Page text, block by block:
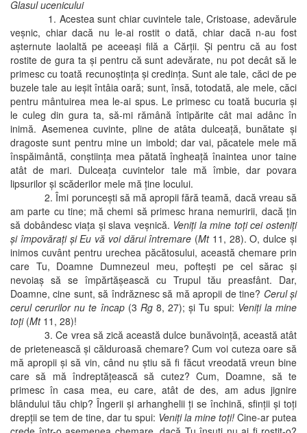
Glasul ucenicului
1. Acestea sunt chiar cuvintele tale, Cristoase, adevărule
veşnic, chiar dacă nu le-ai rostit o dată, chiar dacă n-au fost
aşternute laolaltă pe aceeaşi filă a Cărţii. Şi pentru că au fost
rostite de gura ta şi pentru că sunt adevărate, nu pot decât să le
primesc cu toată recunoştinţa şi credinţa. Sunt ale tale, căci de pe
buzele tale au ieşit întâia oară; sunt, însă, totodată, ale mele, căci
pentru mântuirea mea le-ai spus. Le primesc cu toată bucuria şi
le culeg din gura ta, să-mi rămână întipărite cât mai adânc în
inimă. Asemenea cuvinte, pline de atâta dulceaţă, bunătate şi
dragoste sunt pentru mine un imbold; dar vai, păcatele mele mă
înspăimântă, conştiinţa mea pătată îngheaţă înaintea unor taine
atât de mari. Dulceaţa cuvintelor tale mă îmbie, dar povara
lipsurilor şi scăderilor mele mă ţine locului.
2. Îmi porunceşti să mă apropii fără teamă, dacă vreau să
am parte cu tine; mă chemi să primesc hrana nemuririi, dacă ţin
să dobândesc viaţa şi slava veşnică. Veniţi la mine toţi cei osteniţi
şi împovăraţi şi Eu vă voi dărui întremare (Mt 11, 28). O, dulce şi
inimos cuvânt pentru urechea păcătosului, această chemare prin
care Tu, Doamne Dumnezeul meu, pofteşti pe cel sărac şi
nevoiaş să se împărtăşească cu Trupul tău preasfânt. Dar,
Doamne, cine sunt, să îndrăznesc să mă apropii de tine? Cerul şi
cerul cerurilor nu te încap(3 Rg8, 27); şi Tu spui: Veniţi la mine
toţi(Mt 11, 28)!
3. Ce vrea să zică această dulce bunăvoinţă, această atât
de prietenească şi călduroasă chemare? Cum voi cuteza oare să
mă apropii şi să vin, când nu ştiu să fi făcut vreodată vreun bine
care să mă îndreptăţească să cutez? Cum, Doamne, să te
primesc în casa mea, eu care, atât de des, am adus jignire
blândului tău chip? Îngerii şi arhanghelii ţi se închină, sfinţii şi toţi
drepţii se tem de tine, dar tu spui: Veniţi la mine toţi! Cine-ar putea